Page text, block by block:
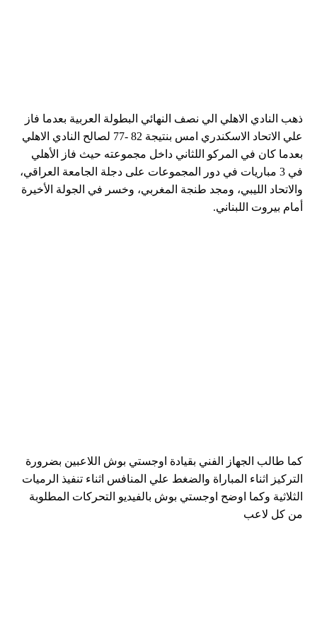
ذهب النادي الاهلي الي نصف النهائي البطولة العربية بعدما فاز
علي الاتحاد الاسكندري امس بنتيجة 82 -77 لصالح النادي الاهلي
بعدما كان في المركو اللثاني داخل مجموعته حيث فاز الأهلي
في 3 مباريات في دور المجموعات على دجلة الجامعة العراقي،
والاتحاد الليبي، ومجد طنجة المغربي، وخسر في الجولة الأخيرة
أمام بيروت اللبناني.
كما طالب الجهاز الفني بقيادة اوجستي بوش اللاعبين بضرورة
التركيز اثناء المباراة والضغط علي المنافس اثناء تنفيذ الرميات
الثلاثية وكما اوضح اوجستي بوش بالفيديو التحركات المطلوبة
من كل لاعب